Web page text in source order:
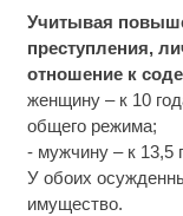
Учитывая
преступления,
отношение к
женщину – к 10
общего режима;
- мужчину – к 13,5
У обоих
имущество.